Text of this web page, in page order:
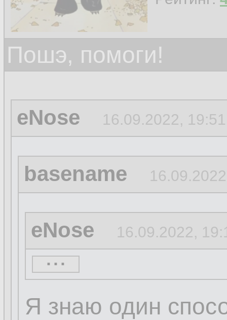
Пошэ, помоги!
eNose 16.09.2022,
basename
eNose 16.09.2022,
kroleg
...
Я знаю один